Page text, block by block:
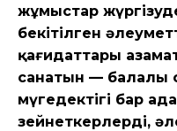
жұмыстар
бекітілген
қағидаттары
санатын — балалы
мүгедектігі бар
зейнеткерлерді,